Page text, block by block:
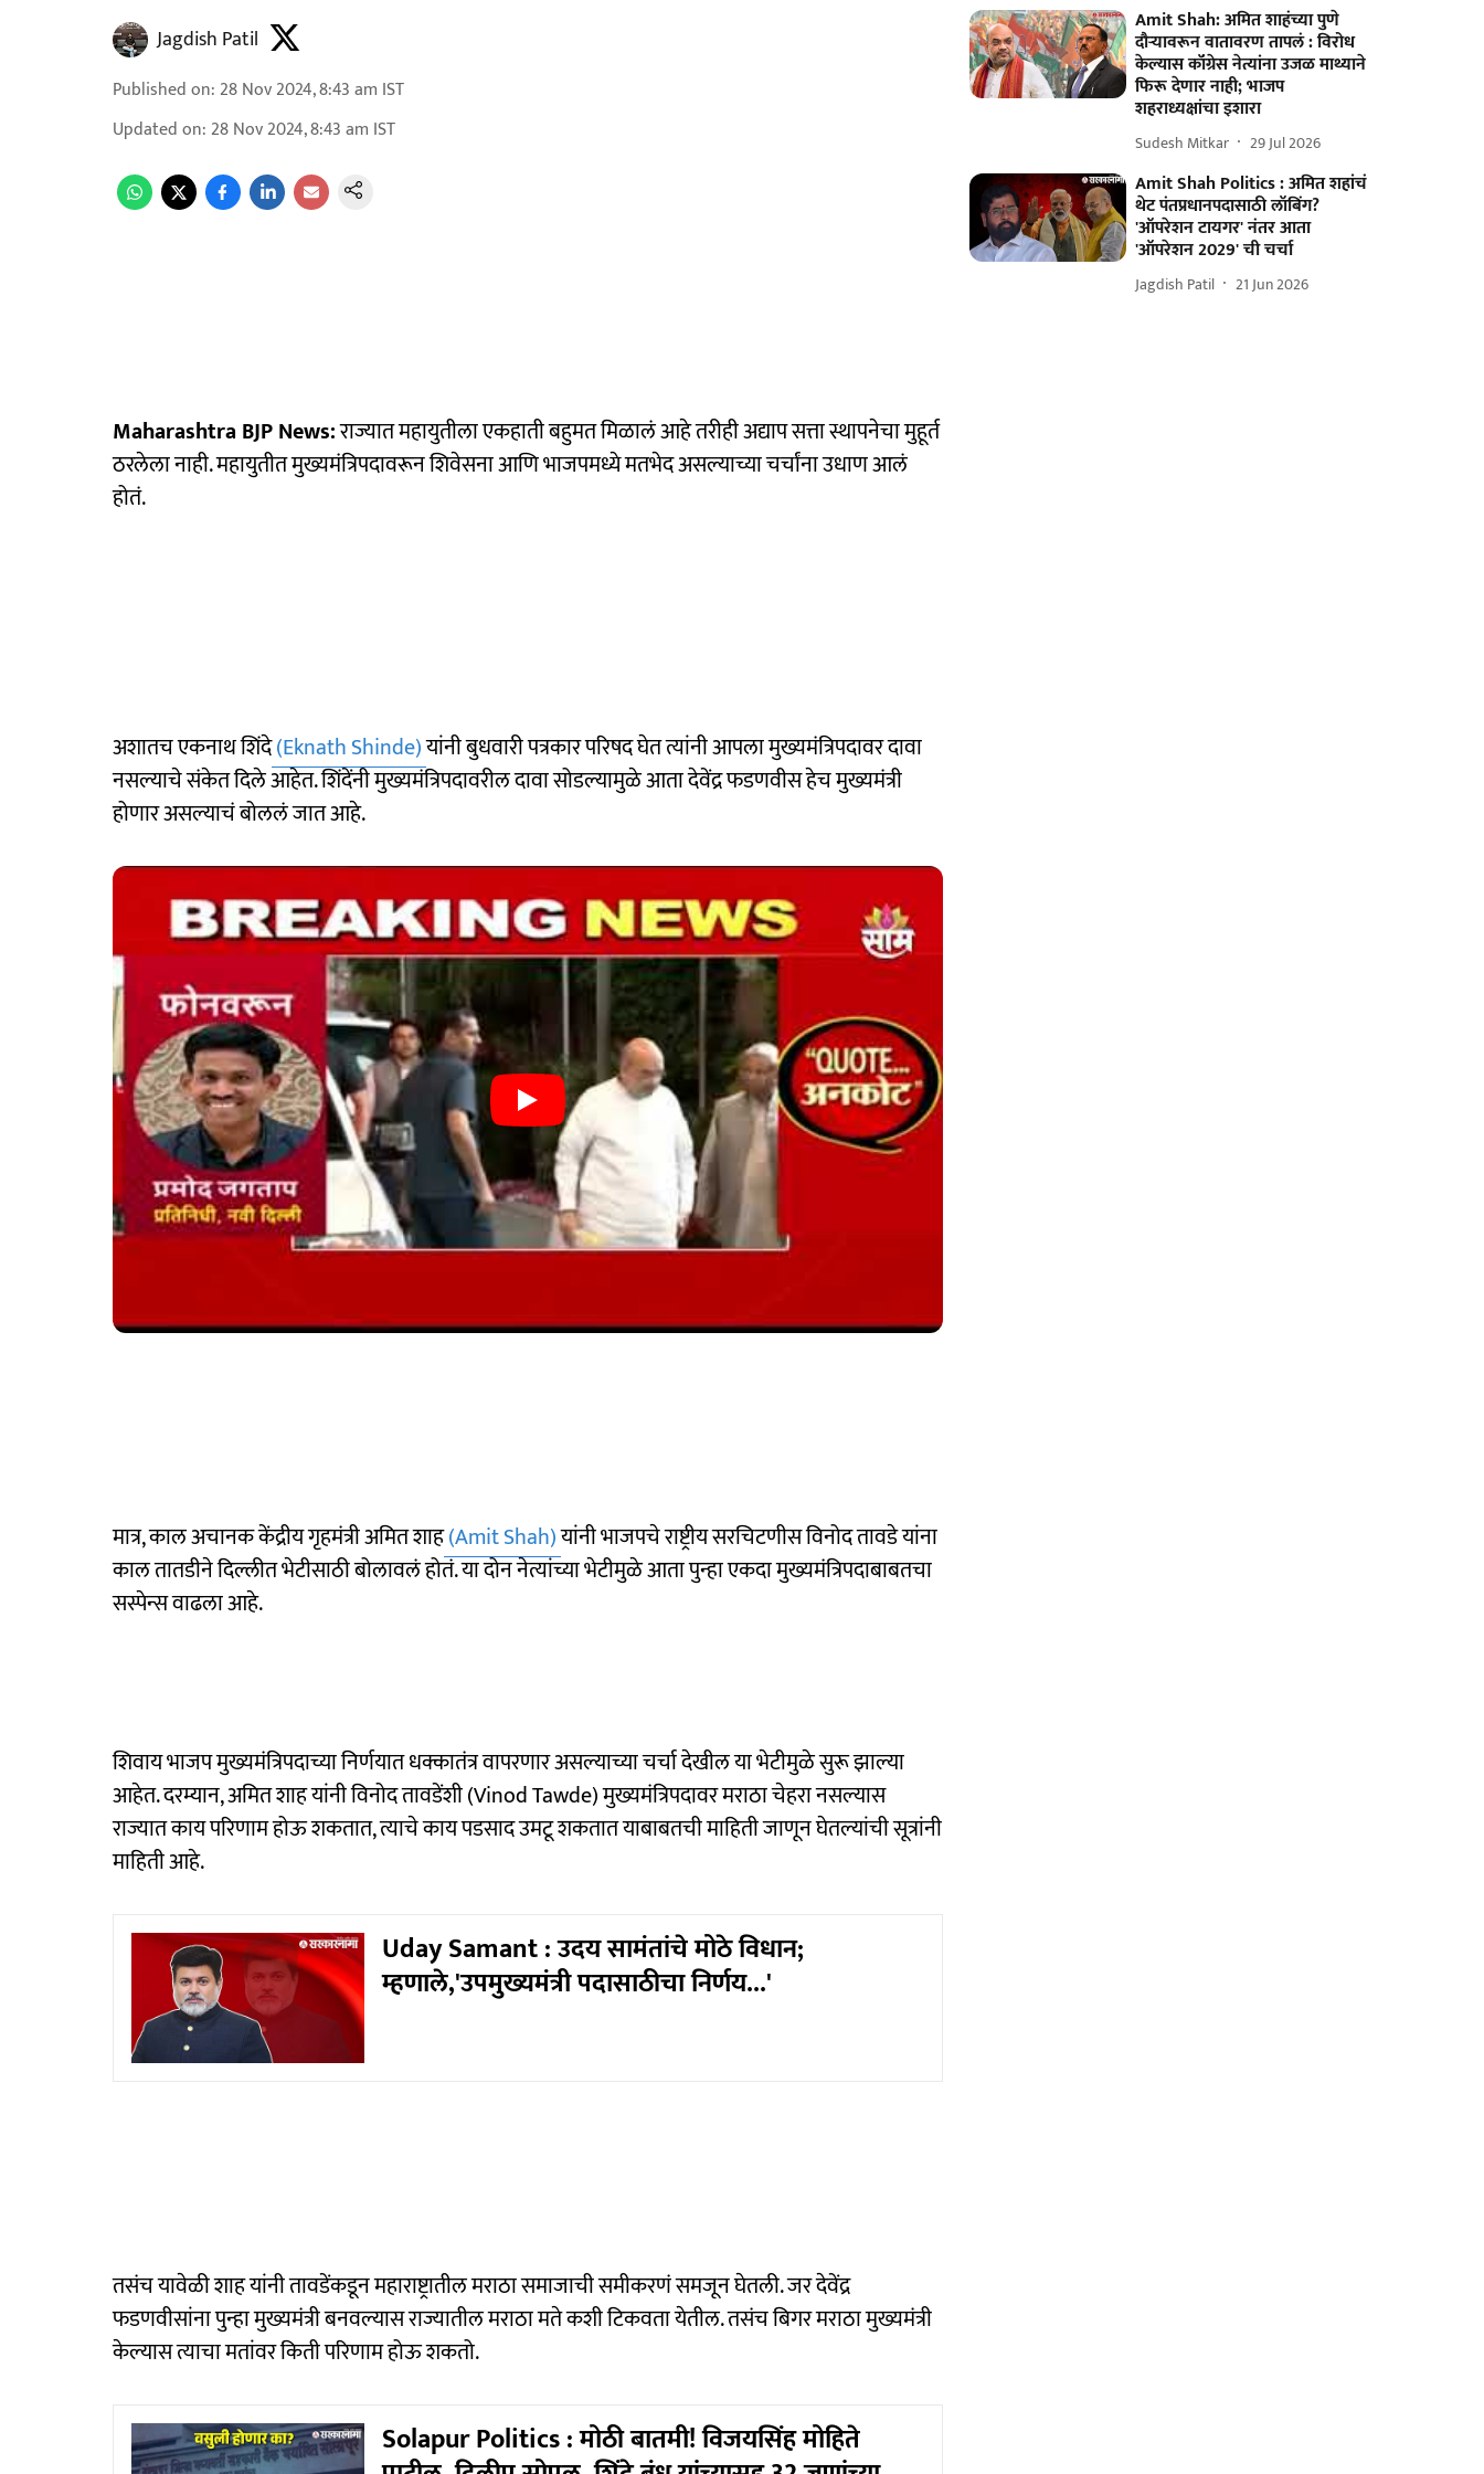
Jagdish Patil
Published on: 28 Nov 2024, 8:43 am IST
Updated on: 28 Nov 2024, 8:43 am IST
Maharashtra BJP News:राज्यात महायुतीला एकहाती बहुमत मिळालं आहे तरीही अद्याप सत्ता स्थापनेचा मुहूर्त
ठरलेला नाही. महायुतीत मुख्यमंत्रि‍पदावरून शिवेसना आणि भाजपमध्ये मतभेद असल्याच्या चर्चांना उधाण आलं
होतं.
अशातच एकनाथ शिंदे(Eknath Shinde)यांनी बुधवारी पत्रकार परिषद घेत त्यांनी आपला मुख्यमंत्रि‍पदावर दावा
नसल्याचे संकेत दिले आहेत. शिंदेंनी मुख्यमंत्रि‍पदावरील दावा सोडल्यामुळे आता देवेंद्र फडणवीस हेच मुख्यमंत्री
होणार असल्याचं बोललं जात आहे.
मात्र, काल अचानक केंद्रीय गृहमंत्री अमित शाह(Amit Shah)यांनी भाजपचे राष्ट्रीय सरचिटणीस विनोद तावडे यांना
काल तातडीने दिल्लीत भेटीसाठी बोलावलं होतं. या दोन नेत्यांच्या भेटीमुळे आता पुन्हा एकदा मुख्यमंत्रि‍पदाबाबतचा
सस्पेन्स वाढला आहे.
शिवाय भाजप मुख्यमंत्रि‍पदाच्या निर्णयात धक्कातंत्र वापरणार असल्याच्या चर्चा देखील या भेटीमुळे सुरू झाल्या
आहेत. दरम्यान, अमित शाह यांनी विनोद तावडेंशी (Vinod Tawde) मुख्यमंत्रि‍पदावर मराठा चेहरा नसल्यास
राज्यात काय परिणाम होऊ शकतात, त्याचे काय पडसाद उमटू शकतात याबाबतची माहिती जाणून घेतल्यांची सूत्रांनी
माहिती आहे.
Uday Samant : उदय सामंतांचे मोठे विधान;
म्हणाले,'उपमुख्यमंत्री पदासाठीचा निर्णय...'
तसंच यावेळी शाह यांनी तावडेंकडून महाराष्ट्रातील मराठा समाजाची समीकरणं समजून घेतली. जर देवेंद्र
फडणवीसांना पुन्हा मुख्यमंत्री बनवल्यास राज्यातील मराठा मते कशी टिकवता येतील. तसंच बिगर मराठा मुख्यमंत्री
केल्यास त्याचा मतांवर किती परिणाम होऊ शकतो.
Solapur Politics : मोठी बातमी! विजयसिंह मोहिते
Amit Shah: अमित शाहंच्या पुणे
दौऱ्यावरून वातावरण तापलं : विरोध
केल्यास कॉंग्रेस नेत्यांना उजळ माथ्याने
फिरू देणार नाही; भाजप
शहराध्यक्षांचा इशारा
Sudesh Mitkar 29 Jul 2026
Amit Shah Politics : अमित शहांचं
थेट पंतप्रधानपदासाठी लॉबिंग?
'ऑपरेशन टायगर' नंतर आता
'ऑपरेशन 2029' ची चर्चा
Jagdish Patil 21 Jun 2026